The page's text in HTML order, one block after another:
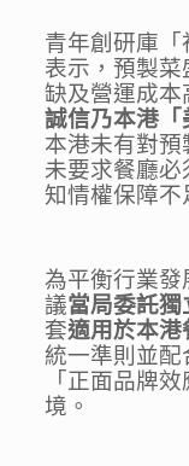
青年創研庫
表示，預製
缺及營運成
誠信乃本港「
本港未有對
未要求餐廳
知情權保障不
為平衡行業發
議當局委託
套適用於本港
統一準則並配
「正面品牌
境。